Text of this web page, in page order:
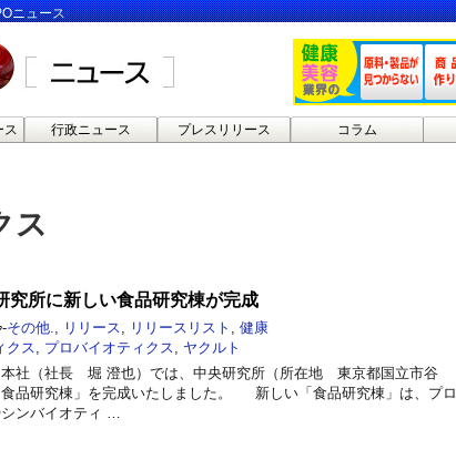
ニュース
ス 行政ニュース プレスリリース コラム
ス
究所に新しい食品研究棟が完成
-その他. リリース リリースリスト
健康
クス
プロバイオティクス
ヤクルト
本社（社長 堀 澄也）では、中央研究所（所在地 東京都国立市谷
品研究棟」を完成いたしました。 新しい「食品研究棟」は、プロ
ンバイオティ …